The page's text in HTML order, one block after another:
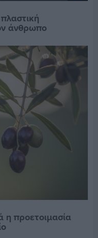
άνθρωπο
η προετοιμασία